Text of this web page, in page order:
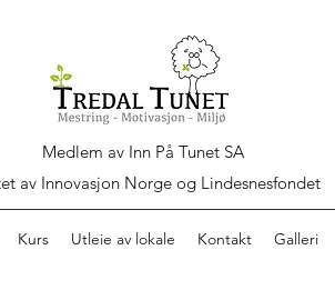
Medlem av Inn På Tunet SA
av Innovasjon Norge og Lindesnesfondet
Kurs Utleie av lokale Kontakt Galleri